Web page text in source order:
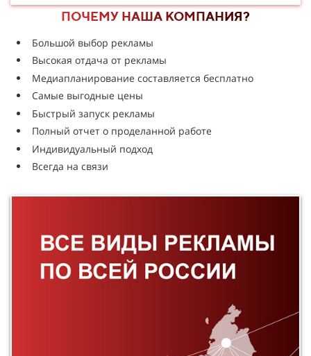
ПОЧЕМУ НАША КОМПАНИЯ?
Большой выбор рекламы
Высокая отдача от рекламы
Медиапланирование составляется бесплатно
Самые выгодные цены
Быстрый запуск рекламы
Полный отчет о проделанной работе
Индивидуальный подход
Всегда на связи